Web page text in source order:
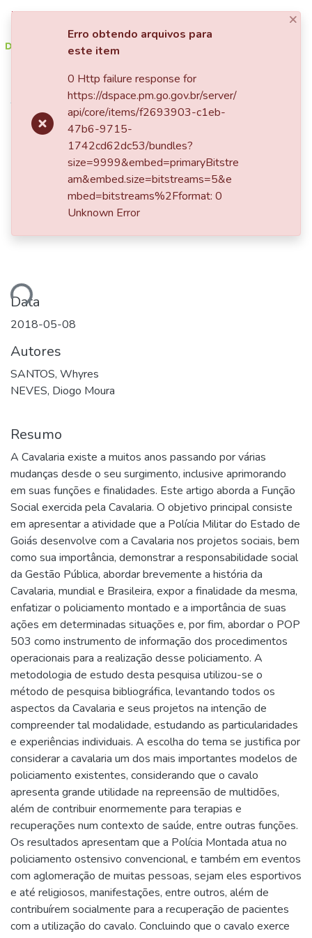
Comunidades e Coleções
Tudo no DSpace
A FUNÇÃO SOCIAL DA
CAVALARIA
Data
2018-05-08
Autores
SANTOS, Whyres
NEVES, Diogo Moura
Resumo
A Cavalaria existe a muitos anos passando por várias
mudanças desde o seu surgimento, inclusive aprimorando
em suas funções e finalidades. Este artigo aborda a Função
Social exercida pela Cavalaria. O objetivo principal consiste
em apresentar a atividade que a Polícia Militar do Estado de
Goiás desenvolve com a Cavalaria nos projetos sociais, bem
como sua importância, demonstrar a responsabilidade social
da Gestão Pública, abordar brevemente a história da
Cavalaria, mundial e Brasileira, expor a finalidade da mesma,
enfatizar o policiamento montado e a importância de suas
ações em determinadas situações e, por fim, abordar o POP
503 como instrumento de informação dos procedimentos
operacionais para a realização desse policiamento. A
metodologia de estudo desta pesquisa utilizou-se o
método de pesquisa bibliográfica, levantando todos os
aspectos da Cavalaria e seus projetos na intenção de
compreender tal modalidade, estudando as particularidades
e experiências individuais. A escolha do tema se justifica por
considerar a cavalaria um dos mais importantes modelos de
policiamento existentes, considerando que o cavalo
apresenta grande utilidade na repreensão de multidões,
além de contribuir enormemente para terapias e
recuperações num contexto de saúde, entre outras funções.
Os resultados apresentam que a Polícia Montada atua no
policiamento ostensivo convencional, e também em eventos
com aglomeração de muitas pessoas, sejam eles esportivos
e até religiosos, manifestações, entre outros, além de
contribuírem socialmente para a recuperação de pacientes
com a utilização do cavalo. Concluindo que o cavalo exerce
×
Erro obtendo arquivos para
este item
0 Http failure response for
https://dspace.pm.go.gov.br/server/
api/core/items/f2693903-c1eb-
47b6-9715-
1742cd62dc53/bundles?
size=9999&embed=primaryBitstre
am&embed.size=bitstreams=5&e
mbed=bitstreams%2Fformat: 0
Unknown Error